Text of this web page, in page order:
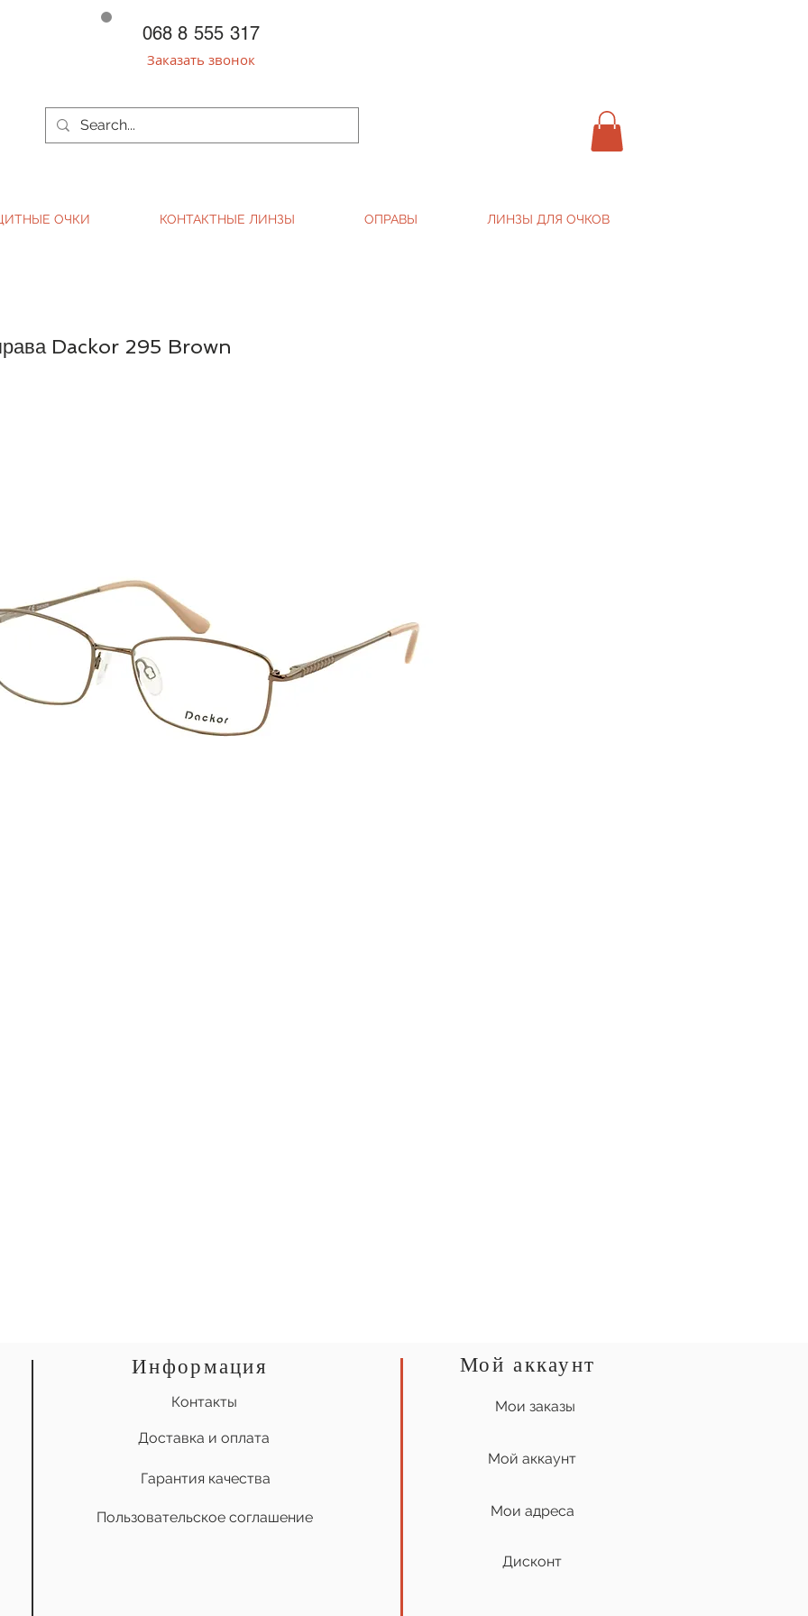
068 8 555 317
Заказать звонок
ОЧКИ КОНТАКТНЫЕ ЛИНЗЫ ОПРАВЫ ЛИНЗЫ ДЛЯ ОЧКОВ
Dackor 295 Brown
Мой аккаунт
Мои заказы
Мой аккаунт
Мои адреса
Дисконт
Информация
Контакты
Доставка и оплата
Гарантия качества
Пользовательское соглашение